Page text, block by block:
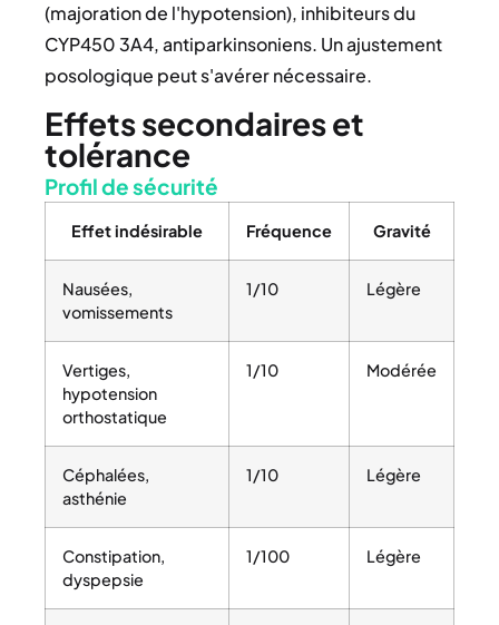
(majoration de l'hypotension), inhibiteurs du
CYP450 3A4, antiparkinsoniens. Un ajustement
posologique peut s'avérer nécessaire.
Effets secondaires et
tolérance
Profil de sécurité
Effet indésirable Fréquence Gravité
Nausées,
vomissements
1/10 Légère
Vertiges,
hypotension
orthostatique
1/10 Modérée
Céphalées,
asthénie
1/10 Légère
Constipation,
dyspepsie
1/100 Légère